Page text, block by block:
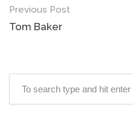
Post
navigation
Previous Post
Tom Baker